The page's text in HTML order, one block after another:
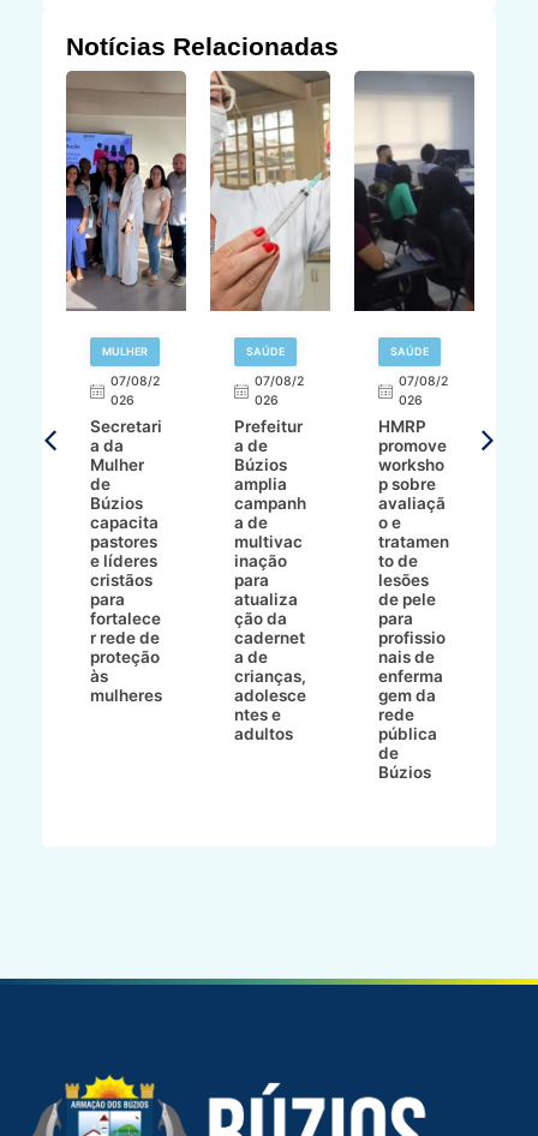
Notícias Relacionadas
MULHER
07/08/2
026
Secretari
a da
Mulher
de
Búzios
capacita
pastores
e líderes
cristãos
para
fortalece
r rede de
proteção
às
mulheres
SAÚDE
07/08/2
026
Prefeitur
a de
Búzios
amplia
campanh
a de
multivac
inação
para
atualiza
ção da
cadernet
a de
crianças,
adolesce
ntes e
adultos
SAÚDE
07/08/2
026
HMRP
promove
worksho
p sobre
avaliaçã
o e
tratamen
to de
lesões
de pele
para
profissio
nais de
enferma
gem da
rede
pública
de
Búzios